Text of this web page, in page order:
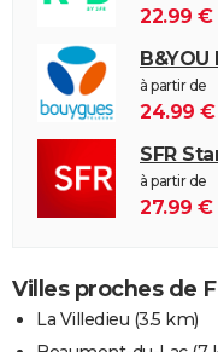
22.99 €
à partir de
24.99 €
SFR
à partir de
27.99 €
Villes proches de
La Villedieu (3.5 km)